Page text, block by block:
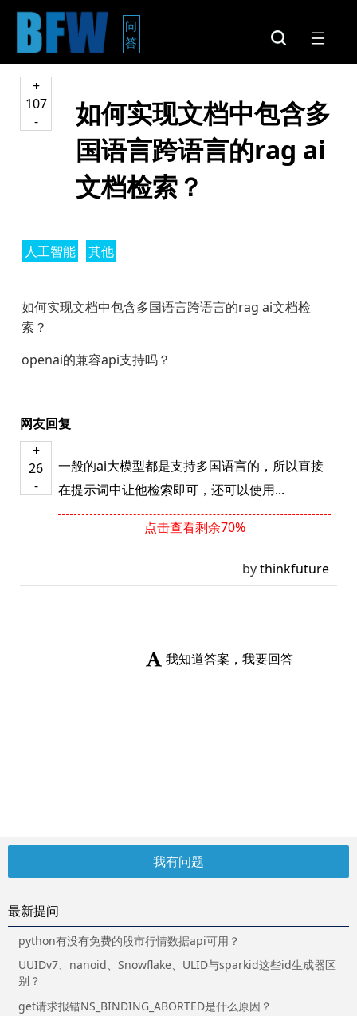
问
答
+
107
-
如何实现文档中包含多
国语言跨语言的rag ai
文档检索？
人工智能 其他
如何实现文档中包含多国语言跨语言的rag ai文档检
索？
openai的兼容api支持吗？
网友回复
+
26
-
一般的ai大模型都是支持多国语言的，所以直接
在提示词中让他检索即可，还可以使用...
点击查看剩余70%
bythinkfuture
我知道答案，我要回答
我有问题
最新提问
python有没有免费的股市行情数据api可用？
UUIDv7、nanoid、Snowflake、ULID与sparkid这些id生成器区
别？
get请求报错NS_BINDING_ABORTED是什么原因？